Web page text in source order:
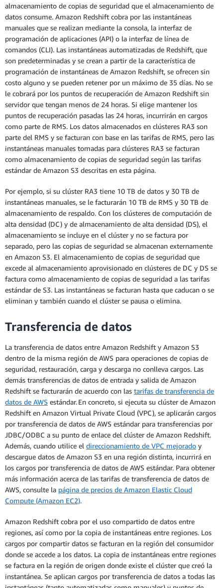
almacenamiento de copias de seguridad que el almacenamiento de
datos consume. Amazon Redshift cobra por las instantáneas
manuales que se realizan mediante la consola, la interfaz de
programación de aplicaciones (API) o la interfaz de línea de
comandos (CLI). Las instantáneas automatizadas de Redshift, que
son predeterminadas y se crean a partir de la característica de
programación de instantáneas de Amazon Redshift, se ofrecen sin
costo alguno y se pueden retener por un máximo de 35 días. No se
le cobrará por los puntos de recuperación de Amazon Redshift sin
servidor que tengan menos de 24 horas. Si elige mantener los
puntos de recuperación pasadas las 24 horas, incurrirán en cargos
como parte de RMS. Los datos almacenados en clústeres RA3 son
parte del RMS y se facturan con base en las tarifas de RMS, pero las
instantáneas manuales tomadas para clústeres RA3 se facturan
como almacenamiento de copias de seguridad según las tarifas
estándar de Amazon S3 descritas en esta página.
Por ejemplo, si su clúster RA3 tiene 10 TB de datos y 30 TB de
instantáneas manuales, se le facturarán 10 TB de RMS y 30 TB de
almacenamiento de respaldo. Con los clústeres de computación de
alta densidad (DC) y de almacenamiento de alta densidad (DS), el
almacenamiento se incluye en el clúster y no se factura por
separado, pero las copias de seguridad se almacenan externamente
en Amazon S3. El almacenamiento de copias de seguridad que
excede al almacenamiento aprovisionado en clústeres de DC y DS se
factura como almacenamiento de copias de seguridad a las tarifas
estándar de S3. Las instantáneas se facturan hasta que caducan o se
eliminan y también cuando el clúster se pausa o elimina.
Transferencia de datos
La transferencia de datos entre Amazon Redshift y Amazon S3
dentro de la misma región de AWS para operaciones de copias de
seguridad, restauración, carga y descarga no conlleva cargos. Las
demás transferencias de datos de entrada y salida de Amazon
Redshift se facturarán de acuerdo con las tarifas de transferencia de
datos de AWS estándar. En concreto, si ejecuta su clúster de Amazon
Redshift en Amazon Virtual Private Cloud (VPC), se aplicarán cargos
por transferencia de datos de AWS estándar para transferencias por
JDBC/ODBC a su punto de enlace del clúster de Amazon Redshift.
Además, cuando utilice el direccionamiento de VPC mejorado y
descargue datos de Amazon S3 en una región distinta, incurrirá en
los cargos por transferencia de datos de AWS estándar. Para obtener
más información acerca de las tarifas de transferencia de datos de
AWS, consulte la página de precios de Amazon Elastic Cloud
Compute (Amazon EC2).
Amazon Redshift cobra por el uso compartido de datos entre
regiones, así como por la copia de instantáneas entre regiones. Los
cargos por compartir datos se facturan en la región del consumidor
donde se accede a los datos. La copia de instantáneas entre regiones
se factura en la región de origen donde existe el clúster que creó la
instantánea. Se aplican cargos por transferencia de datos a todas las